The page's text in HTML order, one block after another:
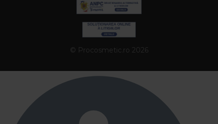
© Procosmetic.ro 2026